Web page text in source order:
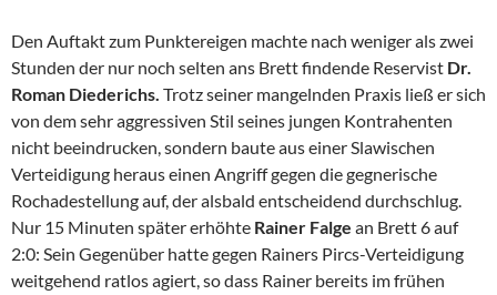
Den Auftakt zum Punktereigen machte nach weniger als zwei
Stunden der nur noch selten ans Brett findende Reservist Dr.
Roman Diederichs. Trotz seiner mangelnden Praxis ließ er sich
von dem sehr aggressiven Stil seines jungen Kontrahenten
nicht beeindrucken, sondern baute aus einer Slawischen
Verteidigung heraus einen Angriff gegen die gegnerische
Rochadestellung auf, der alsbald entscheidend durchschlug.
Nur 15 Minuten später erhöhte Rainer Falge an Brett 6 auf
2:0: Sein Gegenüber hatte gegen Rainers Pircs-Verteidigung
weitgehend ratlos agiert, so dass Rainer bereits im frühen